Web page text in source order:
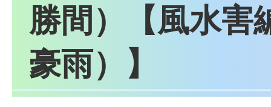
勝間）【風水害
豪雨）】